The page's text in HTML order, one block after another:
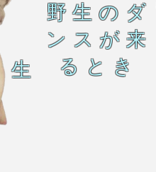
生
野 生 の ダ
ン ス が 来
る と き